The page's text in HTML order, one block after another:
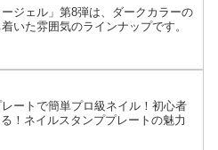
ジェル」第8弾は、ダークカラーの
いた雰囲気のラインナップです。
ートで簡単プロ級ネイル！初心者
！ネイルスタンププレートの魅力